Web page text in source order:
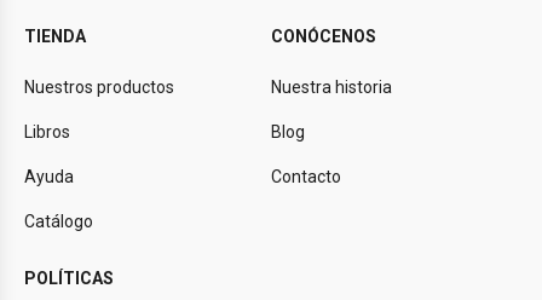
TIENDA
Nuestros productos
Libros
Ayuda
Catálogo
CONÓCENOS
Nuestra historia
Blog
Contacto
POLÍTICAS